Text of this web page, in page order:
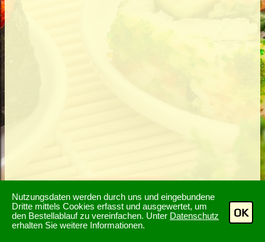
Nutzungsdaten werden durch uns und eingebundene
Dritte mittels Cookies erfasst und ausgewertet, um
den Bestellablauf zu vereinfachen. Unter Datenschutz
erhalten Sie weitere Informationen.
OK